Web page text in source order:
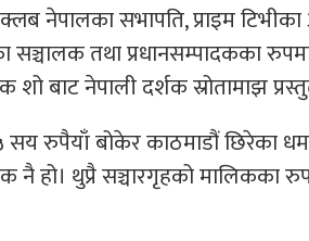
क्लब नेपालका सभापति, प्राइम
तथा प्रधानसम्पादकका
शो बाट नेपाली दर्शक स्रोतामाझ
सय रुपैयाँ बोकेर काठमाडौं छिरेका
नै हो। थुप्रै सञ्चारगृहको मालिकका